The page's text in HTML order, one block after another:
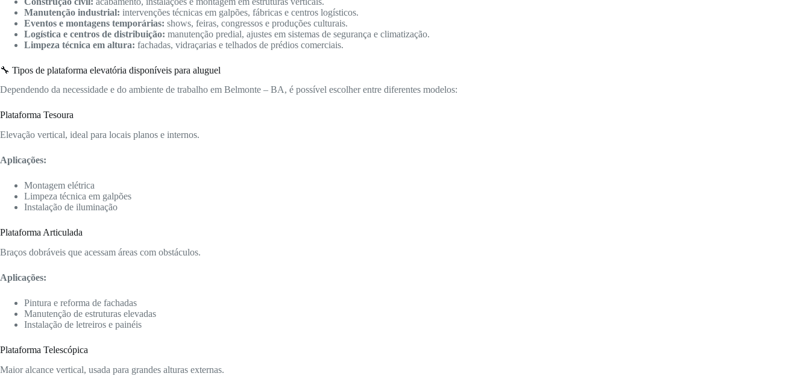
Manutenção industrial: intervenções técnicas em galpões, fábricas e centros logísticos.
Eventos e montagens temporárias: shows, feiras, congressos e produções culturais.
Logística e centros de distribuição: manutenção predial, ajustes em sistemas de segurança e climatização.
Limpeza técnica em altura: fachadas, vidraçarias e telhados de prédios comerciais.
🔧 Tipos de plataforma elevatória disponíveis para aluguel
Dependendo da necessidade e do ambiente de trabalho em Belmonte – BA, é possível escolher entre diferentes modelos:
Plataforma Tesoura
Elevação vertical, ideal para locais planos e internos.
Aplicações:
Montagem elétrica
Limpeza técnica em galpões
Instalação de iluminação
Plataforma Articulada
Braços dobráveis que acessam áreas com obstáculos.
Aplicações:
Pintura e reforma de fachadas
Manutenção de estruturas elevadas
Instalação de letreiros e painéis
Plataforma Telescópica
Maior alcance vertical, usada para grandes alturas externas.